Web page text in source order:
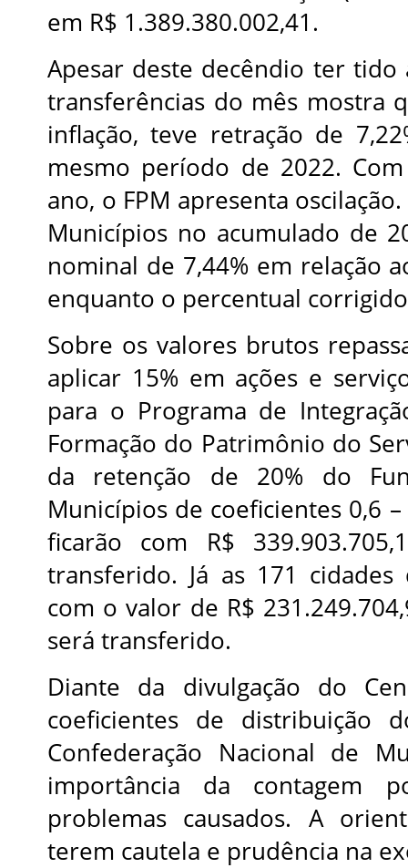
em R$ 1.389.380.002,41.
Apesar deste decêndio ter tido
transferências do mês mostra
inflação, teve retração de
mesmo período de 2022.
ano, o FPM apresenta
Municípios no acumulado de
nominal de 7,44% em relação
enquanto o percentual
Sobre os valores brutos
aplicar 15% em ações e
para o Programa de
Formação do Patrimônio do
da retenção de 20% do
Municípios de coeficientes 0,6
ficarão com R$
transferido. Já as 171
com o valor de R$
será transferido.
Diante da divulgação do
coeficientes de distribuição
Confederação Nacional de
importância da contagem
problemas causados. A
terem cautela e prudência na